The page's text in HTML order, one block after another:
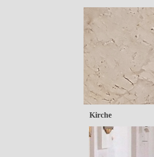
Kirche